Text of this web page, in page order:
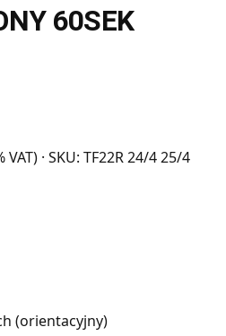
60SEK
VAT) · SKU: TF22R 24/4 25/4
(orientacyjny)